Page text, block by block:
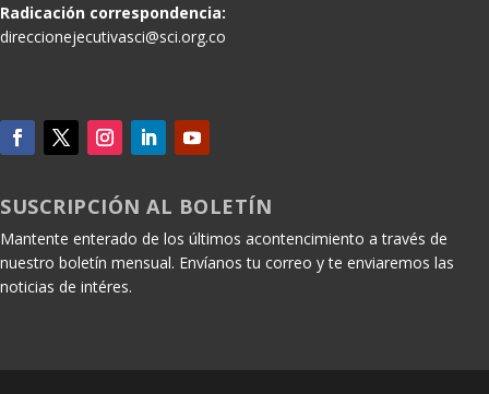
Radicación correspondencia:
direccionejecutivasci@sci.org.co
SUSCRIPCIÓN AL BOLETÍN
Mantente enterado de los últimos acontencimiento a través de
nuestro boletín mensual. Envíanos tu correo y te enviaremos las
noticias de intéres.